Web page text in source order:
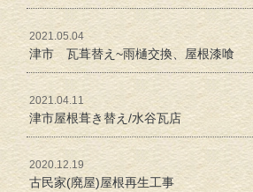
2021.05.04
津市 瓦葺替え~雨樋交換、屋根漆喰
2021.04.11
津市屋根葺き替え/水谷瓦店
2020.12.19
古民家(廃屋)屋根再生工事